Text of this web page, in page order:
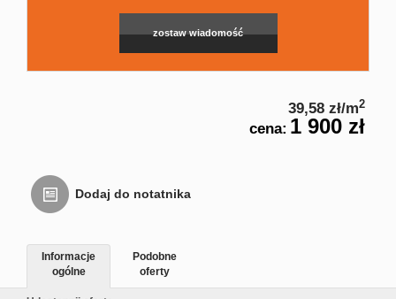
Usługi
deweloperska
zostaw wiadomość
39,58 zł/m2
cena: 1 900 zł
Dodaj do notatnika
Informacje
ogólne
Podobne
oferty